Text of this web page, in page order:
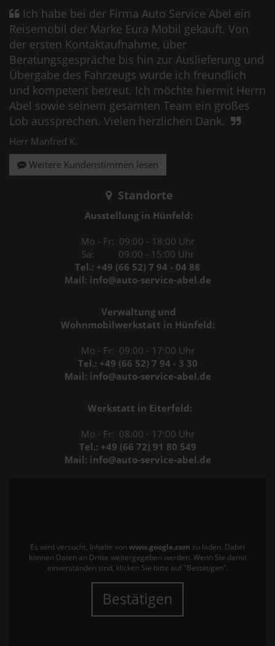
Ich habe bei der Firma Auto Service Abel ein
Reisemobil der Marke Eura Mobil gekauft. Von
der ersten Kontaktaufnahme, über
Beratungsgespräche bis hin zur Auslieferung und
Übergabe des Fahrzeugs wurde ich freundlich
und kompetent betreut. Ich möchte hiermit Herrn
Abel sowie seinem gesamten Team ein großes
Lob aussprechen. Vielen herzlichen Dank.
Herr Manfred K.
Weitere Kundenstimmen lesen
Standorte
Ausstellung in Hünfeld:
Mo - Fr: 09:00 - 18:00 Uhr
Sa: 09:00 - 15:00 Uhr
Tel.: +49 (66 52) 7 94 - 04 88
Mail: info@auto-service-abel.de
Verwaltung und
Wohnmobilwerkstatt in Hünfeld:
Mo - Fr: 09:00 - 17:00 Uhr
Tel.: +49 (66 52) 7 94 - 3 30
Mail: info@auto-service-abel.de
Werkstatt in Eiterfeld:
Mo - Fr: 08:00 - 17:00 Uhr
Tel.: +49 (66 72) 91 80 549
Mail: info@auto-service-abel.de
Es wird versucht, Inhalte von www.google.com zu laden. Dabei
können Daten an Dritte weitergegeben werden. Wenn Sie damit
einverstanden sind, klicken Sie bitte auf "Bestätigen".
Bestätigen